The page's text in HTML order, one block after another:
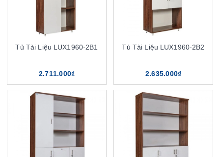
Tủ Tài Liệu LUX1960-2B1
2.711.000₫
Tủ Tài Liệu LUX1960-2B2
2.635.000₫